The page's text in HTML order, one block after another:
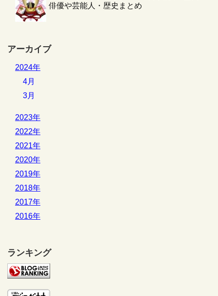
俳優や芸能人・歴史まとめ
アーカイブ
2024年
4月
3月
2023年
2022年
2021年
2020年
2019年
2018年
2017年
2016年
ランキング